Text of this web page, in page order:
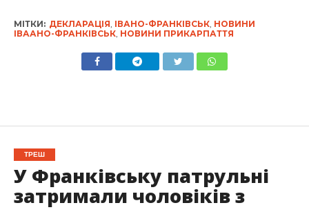
МІТКИ: ДЕКЛАРАЦІЯ, ІВАНО-ФРАНКІВСЬК, НОВИНИ
ІВААНО-ФРАНКІВСЬК, НОВИНИ ПРИКАРПАТТЯ
ТРЕШ
У Франківську патрульні
затримали чоловіків з